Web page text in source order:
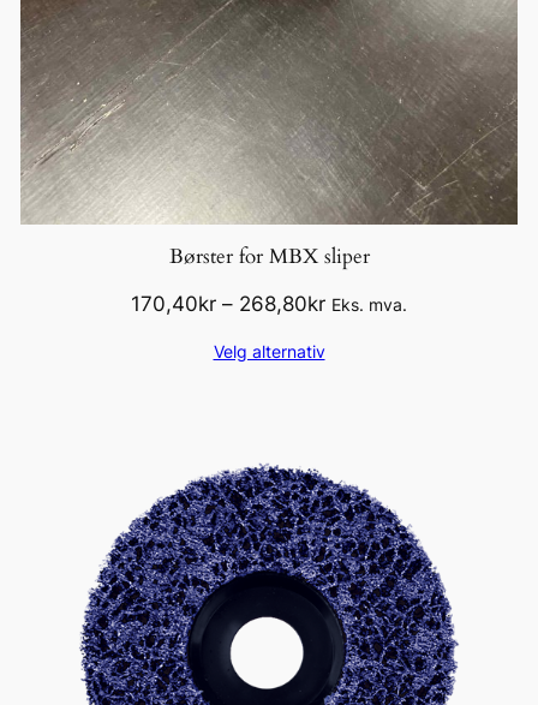
Børster for MBX sliper
170,40kr – 268,80krPrisområde:
til
Eks. mva.
Velg alternativ